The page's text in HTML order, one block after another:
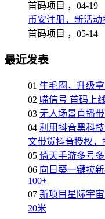
首码项目 ， 04-19
币安注册，新活
首码项目 ， 05-14
最近发表
01 牛毛圈，升级
02 喵信号 首码上
03 无人场景直播
04 利用抖音黑科
文带货抖音授权，
05 倚天手游多号
06 向日葵一键拉
100+
07 新项目星际宇
20米